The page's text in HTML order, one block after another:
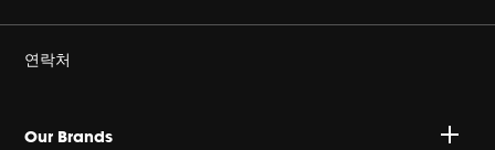
Harman Corporate
연락처
A/S 문의 : 02-553-3494
Our Brands